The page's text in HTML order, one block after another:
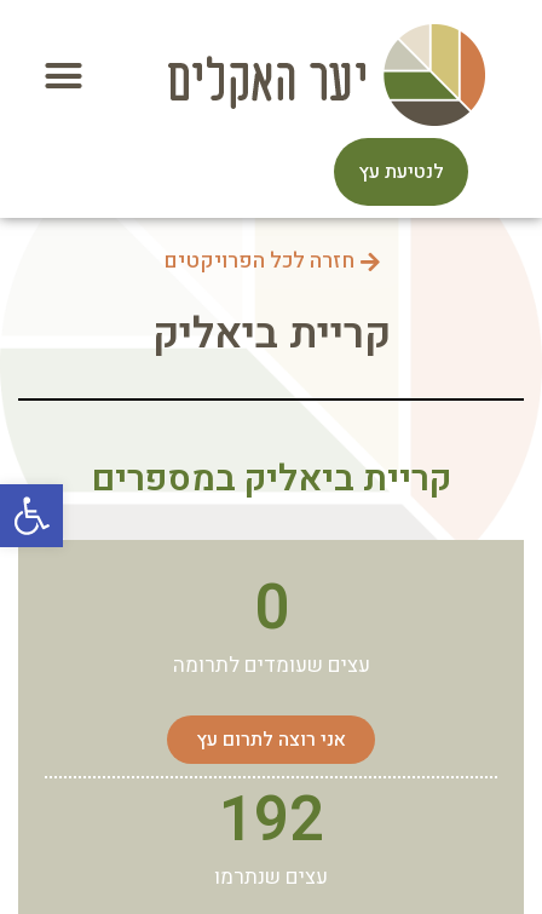
פתח
לנטיעת עץ
חזרה לכל הפרויקטים
קריית ביאליק
קריית ביאליק במספרים
0
עצים שעומדים לתרומה
אני רוצה לתרום עץ
192
עצים שנתרמו